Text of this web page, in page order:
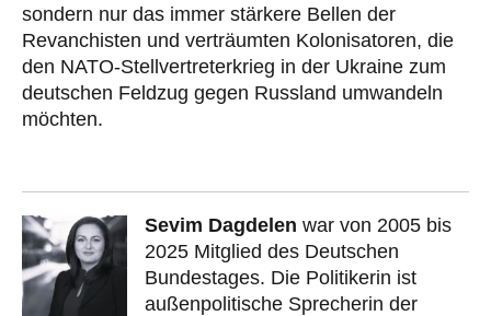
sondern nur das immer stärkere Bellen der
Revanchisten und verträumten Kolonisatoren, die
den NATO-Stellvertreterkrieg in der Ukraine zum
deutschen Feldzug gegen Russland umwandeln
möchten.
Sevim Dagdelen war von 2005 bis
2025 Mitglied des Deutschen
Bundestages. Die Politikerin ist
außenpolitische Sprecherin der